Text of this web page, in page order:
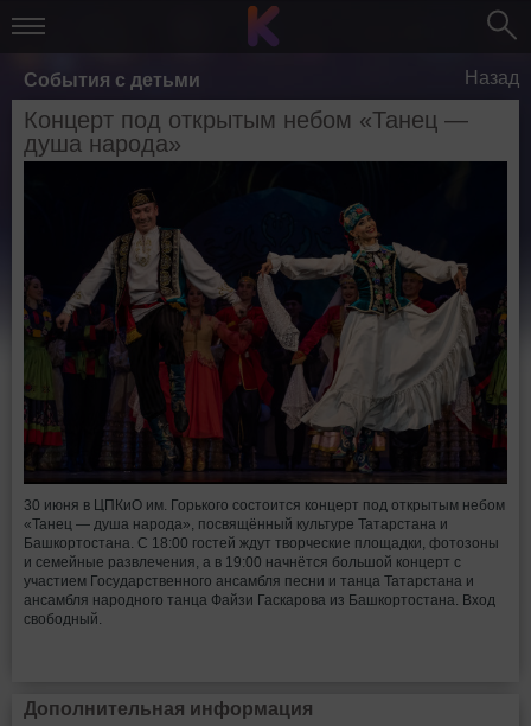
События с детьми Назад
Концерт под открытым небом «Танец —
душа народа»
30 июня в ЦПКиО им. Горького состоится концерт под открытым небом
«Танец — душа народа», посвящённый культуре Татарстана и
Башкортостана. С 18:00 гостей ждут творческие площадки, фотозоны
и семейные развлечения, а в 19:00 начнётся большой концерт с
участием Государственного ансамбля песни и танца Татарстана и
ансамбля народного танца Файзи Гаскарова из Башкортостана. Вход
свободный.
Дополнительная информация